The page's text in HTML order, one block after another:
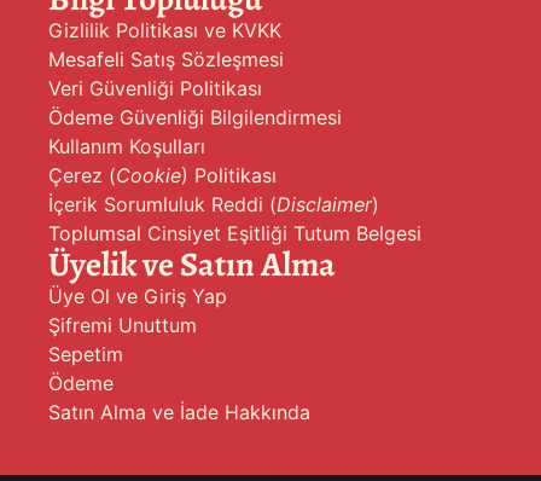
Gizlilik Politikası ve KVKK
Mesafeli Satış Sözleşmesi
Veri Güvenliği Politikası
Ödeme Güvenliği Bilgilendirmesi
Kullanım Koşulları
Çerez (Cookie) Politikası
İçerik Sorumluluk Reddi (Disclaimer)
Toplumsal Cinsiyet Eşitliği Tutum Belgesi
Üyelik ve Satın Alma
Üye Ol ve Giriş Yap
Şifremi Unuttum
Sepetim
Ödeme
Satın Alma ve İade Hakkında